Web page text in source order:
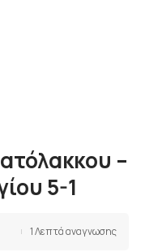
–
5-1
1 Λεπτά αναγνωσης